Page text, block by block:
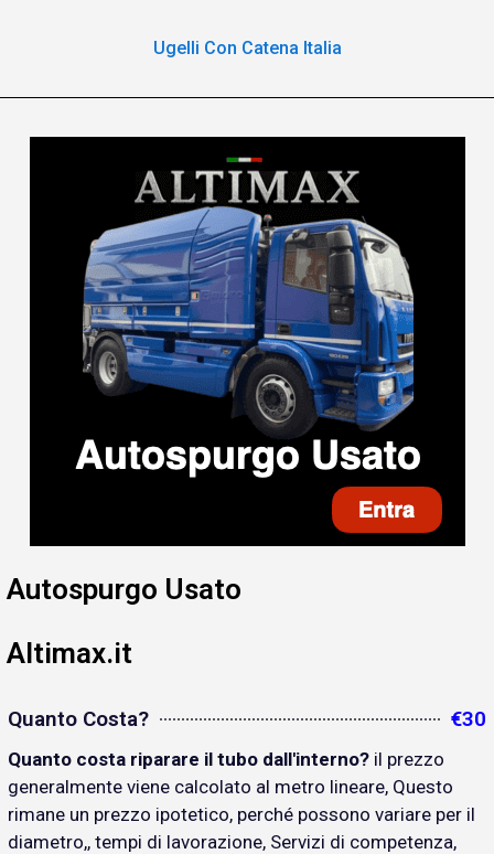
Ugelli Con Catena Italia
Autospurgo Usato
Altimax.it
Quanto Costa? €30
Quanto costa riparare il tubo dall'interno? il prezzo
generalmente viene calcolato al metro lineare, Questo
rimane un prezzo ipotetico, perché possono variare per il
diametro,, tempi di lavorazione, Servizi di competenza,